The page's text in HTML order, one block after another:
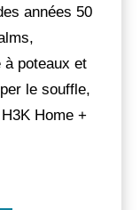
années 50
poteaux et
le souffle,
Home +